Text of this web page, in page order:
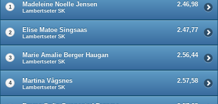
1 Madeleine Noelle Jensen
Lambertseter SK
2.46,98
2 Elise Matoe Singsaas
Lambertseter SK
2.47,77
3 Marie Amalie Berger Haugan
Lambertseter SK
2.56,44
4 Martina Vågsnes
Lambertseter SK
2.57,58